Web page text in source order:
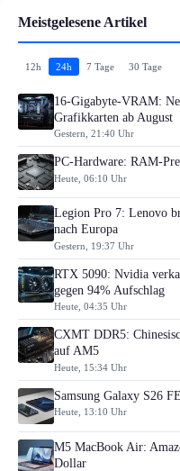
Meistgelesene Artikel
12h 24h 7 Tage 30 Tage
16-Gigabyte-VRAM:
Grafikkarten ab August
Gestern, 21:40 Uhr
PC-Hardware: RAM-
Heute, 06:10 Uhr
Legion Pro 7: Lenovo
nach Europa
Gestern, 19:37 Uhr
RTX 5090: Nvidia
gegen 94% Aufschlag
Heute, 04:35 Uhr
CXMT DDR5:
auf AM5
Heute, 15:34 Uhr
Samsung Galaxy S26
Heute, 13:10 Uhr
M5 MacBook Air:
Dollar